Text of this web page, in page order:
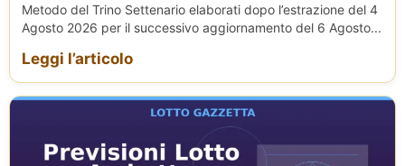
Metodo del Trino Settenario elaborati dopo l’estrazione del 4
Agosto 2026 per il successivo aggiornamento del 6 Agosto...
Leggi l’articolo